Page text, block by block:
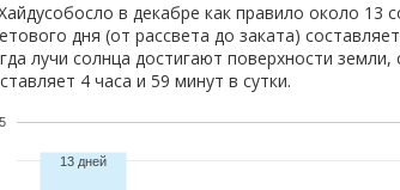
в декабре как правило около 13
дня (от рассвета до заката)
лучи солнца достигают поверхности
4 часа и 59 минут в сутки.
13 дней